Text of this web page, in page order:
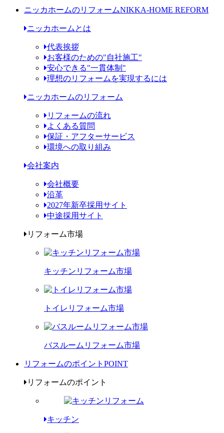
ニッカホームのリフォームNIKKA-HOME REFORM
ニッカホームとは
代表挨拶
お客様のための"自社施工"
安心できる"一貫体制"
理想のリフォームを実現するには
ニッカホームのリフォーム
リフォームの流れ
よくある質問
保証・アフターサービス
環境への取り組み
会社案内
会社概要
沿革
2027年新卒採用サイト
中途採用サイト
リフォーム市場
キッチンリフォーム市場
トイレリフォーム市場
バスルームリフォーム市場
リフォームのポイント POINT
リフォームのポイント
キッチン